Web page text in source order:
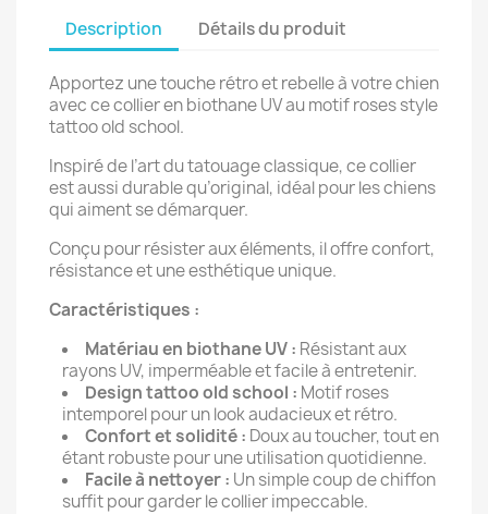
Description Détails du produit
Apportez une touche rétro et rebelle à votre chien
avec ce collier en biothane UV au motif roses style
tattoo old school.
Inspiré de l’art du tatouage classique, ce collier
est aussi durable qu’original, idéal pour les chiens
qui aiment se démarquer.
Conçu pour résister aux éléments, il offre confort,
résistance et une esthétique unique.
Caractéristiques :
Matériau en biothane UV : Résistant aux
rayons UV, imperméable et facile à entretenir.
Design tattoo old school : Motif roses
intemporel pour un look audacieux et rétro.
Confort et solidité : Doux au toucher, tout en
étant robuste pour une utilisation quotidienne.
Facile à nettoyer : Un simple coup de chiffon
suffit pour garder le collier impeccable.